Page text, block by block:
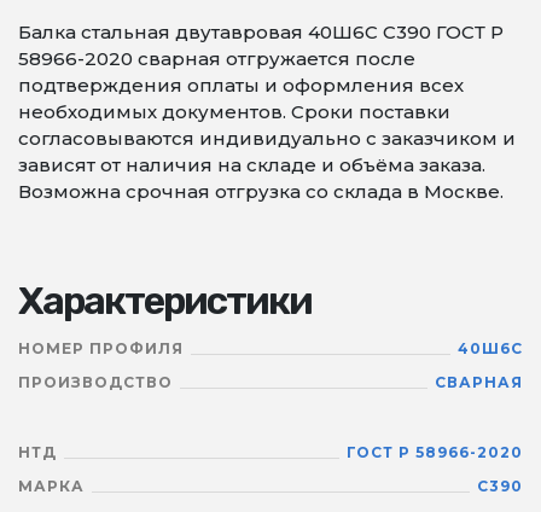
Балка стальная двутавровая 40Ш6С С390 ГОСТ Р
58966-2020 сварная отгружается после
подтверждения оплаты и оформления всех
необходимых документов. Сроки поставки
согласовываются индивидуально с заказчиком и
зависят от наличия на складе и объёма заказа.
Возможна срочная отгрузка со склада в Москве.
Характеристики
НОМЕР ПРОФИЛЯ
40Ш6С
ПРОИЗВОДСТВО
СВАРНАЯ
НТД
ГОСТ Р 58966-2020
МАРКА
С390